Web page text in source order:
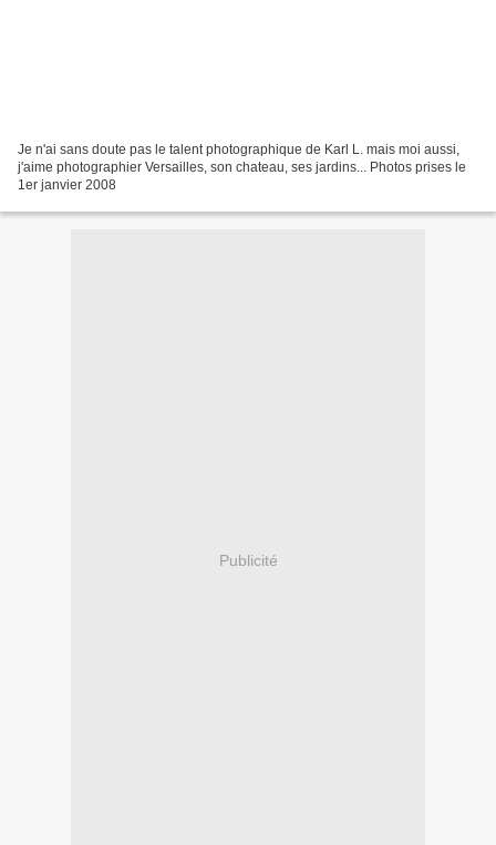
Je n'ai sans doute pas le talent photographique de Karl L. mais moi aussi,
j'aime photographier Versailles, son chateau, ses jardins... Photos prises le
1er janvier 2008
Publicité